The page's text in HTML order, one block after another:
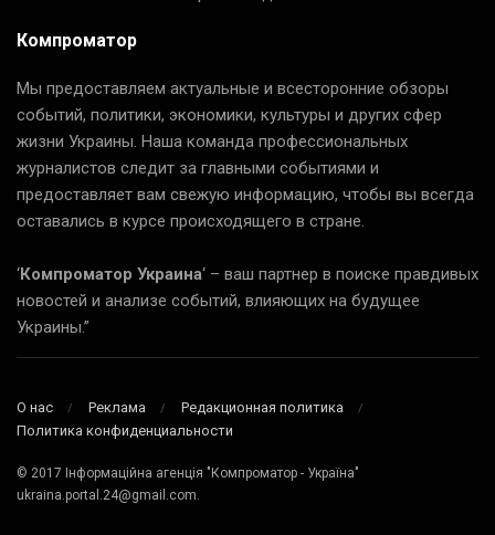
Компроматор
Мы предоставляем актуальные и всесторонние обзоры
событий, политики, экономики, культуры и других сфер
жизни Украины. Наша команда профессиональных
журналистов следит за главными событиями и
предоставляет вам свежую информацию, чтобы вы всегда
оставались в курсе происходящего в стране.
‘Компроматор Украина‘ – ваш партнер в поиске правдивых
новостей и анализе событий, влияющих на будущее
Украины.”
О нас Реклама
Редакционная политика
Политика конфиденциальности
© 2017 Інформаційна агенція "Компроматор - Україна"
ukraina.portal.24@gmail.com.